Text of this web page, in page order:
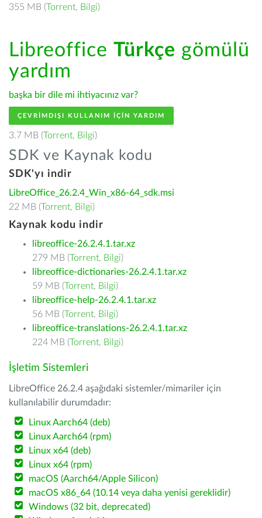
355 MB (Torrent, Bilgi)
Libreoffice Türkçe gömülü
yardım
başka bir dile mi ihtiyacınız var?
ÇEVRIMDIŞI KULLANIM IÇIN YARDIM
3.7 MB (Torrent, Bilgi)
SDK ve Kaynak kodu
SDK'yı indir
LibreOffice_26.2.4_Win_x86-64_sdk.msi
22 MB (Torrent, Bilgi)
Kaynak kodu indir
libreoffice-26.2.4.1.tar.xz
279 MB (Torrent, Bilgi)
libreoffice-dictionaries-26.2.4.1.tar.xz
59 MB (Torrent, Bilgi)
libreoffice-help-26.2.4.1.tar.xz
56 MB (Torrent, Bilgi)
libreoffice-translations-26.2.4.1.tar.xz
224 MB (Torrent, Bilgi)
İşletim Sistemleri
LibreOffice 26.2.4 aşağıdaki sistemler/mimariler için
kullanılabilir durumdadır:
Linux Aarch64 (deb)
Linux Aarch64 (rpm)
Linux x64 (deb)
Linux x64 (rpm)
macOS (Aarch64/Apple Silicon)
macOS x86_64 (10.14 veya daha yenisi gereklidir)
Windows (32 bit, deprecated)